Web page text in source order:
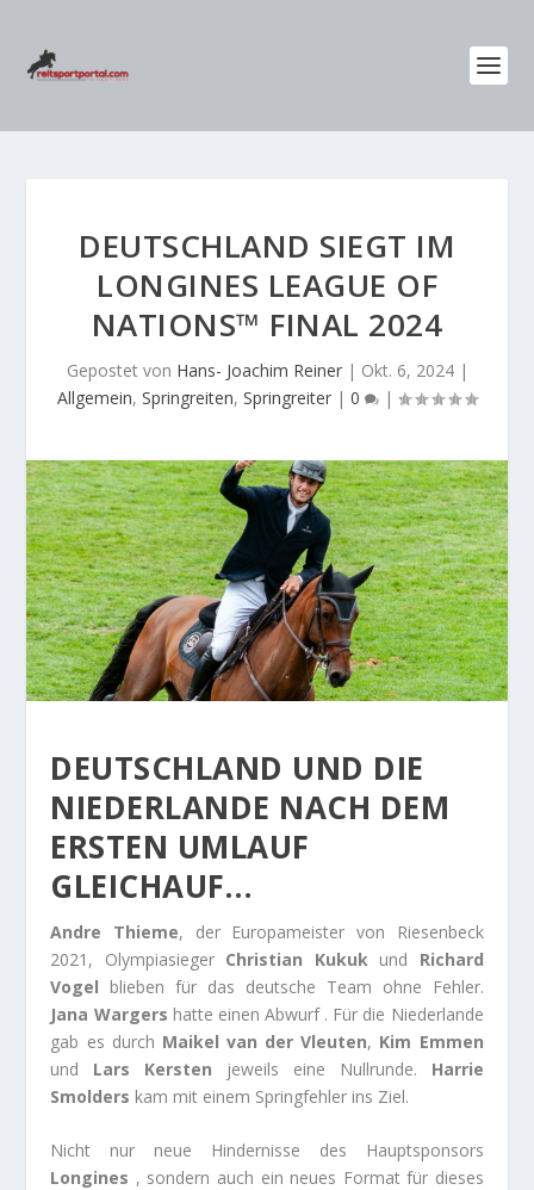
DEUTSCHLAND SIEGT IM
LONGINES LEAGUE OF
NATIONS™ FINAL 2024
Gepostet von Hans- Joachim Reiner| Okt. 6, 2024|
Allgemein, Springreiten, Springreiter | 0 |
DEUTSCHLAND UND DIE
NIEDERLANDE NACH DEM
ERSTEN UMLAUF
GLEICHAUF…
Andre Thieme, der Europameister von Riesenbeck
2021, Olympiasieger Christian Kukuk und Richard
Vogel blieben für das deutsche Team ohne Fehler.
Jana Wargers hatte einen Abwurf . Für die Niederlande
gab es durch Maikel van der Vleuten, Kim Emmen
und Lars Kersten jeweils eine Nullrunde. Harrie
Smolders kam mit einem Springfehler ins Ziel.
Nicht nur neue Hindernisse des Hauptsponsors
Longines , sondern auch ein neues Format für dieses